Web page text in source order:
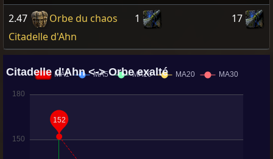
2.47 Orbe du chaos
1
Citadelle d'Ahn
17